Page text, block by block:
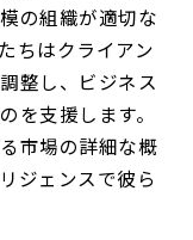
の組織が適切な
ちはクライアン
整し、ビジネス
を支援します。
市場の詳細な概
ジェンスで彼ら